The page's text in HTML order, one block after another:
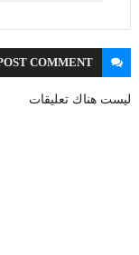
COMMENT
ليست هناك تعليقات